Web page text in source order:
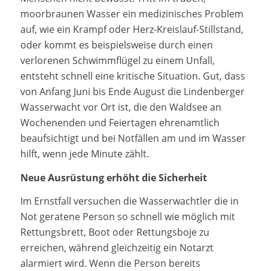
moorbraunen Wasser ein medizinisches Problem
auf, wie ein Krampf oder Herz-Kreislauf-Stillstand,
oder kommt es beispielsweise durch einen
verlorenen Schwimmflügel zu einem Unfall,
entsteht schnell eine kritische Situation. Gut, dass
von Anfang Juni bis Ende August die Lindenberger
Wasserwacht vor Ort ist, die den Waldsee an
Wochenenden und Feiertagen ehrenamtlich
beaufsichtigt und bei Notfällen am und im Wasser
hilft, wenn jede Minute zählt.
Neue Ausrüstung erhöht die Sicherheit
Im Ernstfall versuchen die Wasserwachtler die in
Not geratene Person so schnell wie möglich mit
Rettungsbrett, Boot oder Rettungsboje zu
erreichen, während gleichzeitig ein Notarzt
alarmiert wird. Wenn die Person bereits